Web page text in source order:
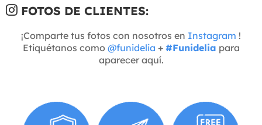
FOTOS DE CLIENTES:
¡Comparte tus fotos con nosotros en Instagram !
Etiquétanos como @funidelia + #Funidelia para
aparecer aquí.